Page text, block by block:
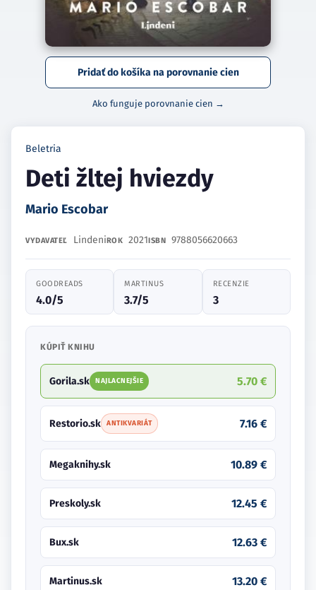
Pridať do košíka na porovnanie cien
Ako funguje porovnanie cien →
Beletria
Deti žltej hviezdy
Mario Escobar
VYDAVATEĽ LindeniROK 2021ISBN 9788056620663
GOODREADS
4.0/5
MARTINUS
3.7/5
RECENZIE
3
KÚPIŤ KNIHU
Gorila.sk NAJLACNEJŠIE 5.70 €
Restorio.sk ANTIKVARIÁT 7.16 €
Megaknihy.sk 10.89 €
Preskoly.sk 12.45 €
Bux.sk 12.63 €
Martinus.sk 13.20 €